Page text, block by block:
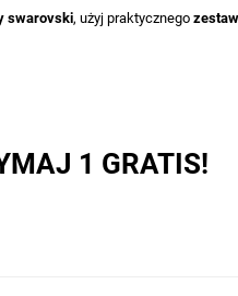
swarovski, użyj praktycznego
1 GRATIS!